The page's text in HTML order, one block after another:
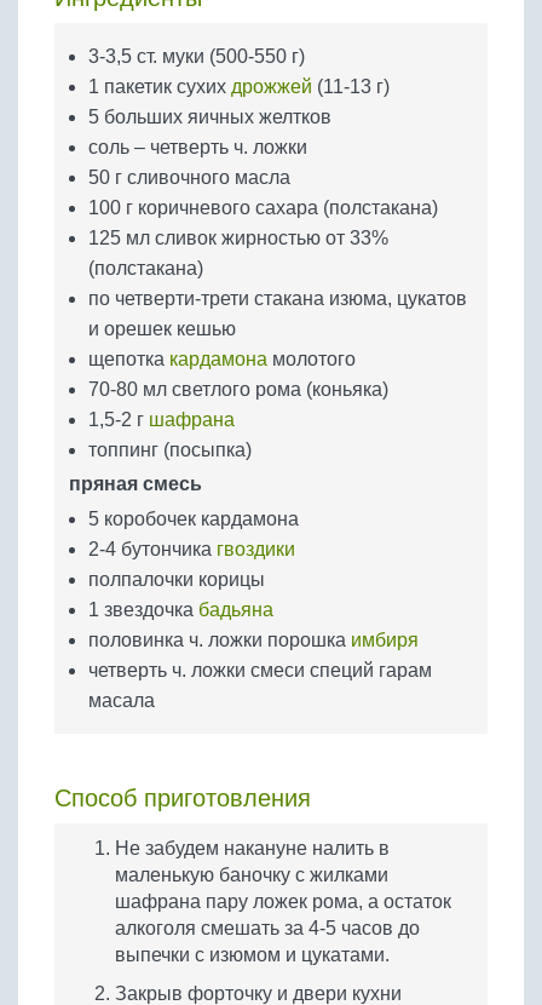
Бобовые
Яйца
Крупы
3-3,5 ст. муки (500-550 г)
1 пакетик сухих дрожжей (11-13 г)
5 больших яичных желтков
соль – четверть ч. ложки
50 г сливочного масла
100 г коричневого сахара (полстакана)
125 мл сливок жирностью от 33%
(полстакана)
по четверти-трети стакана изюма, цукатов
и орешек кешью
щепотка кардамона молотого
70-80 мл светлого рома (коньяка)
1,5-2 г шафрана
топпинг (посыпка)
пряная смесь
5 коробочек кардамона
2-4 бутончика гвоздики
полпалочки корицы
1 звездочка бадьяна
половинка ч. ложки порошка имбиря
четверть ч. ложки смеси специй гарам
масала
Способ приготовления
Не забудем накануне налить в
маленькую баночку с жилками
шафрана пару ложек рома, а остаток
алкоголя смешать за 4-5 часов до
выпечки с изюмом и цукатами.
Закрыв форточку и двери кухни